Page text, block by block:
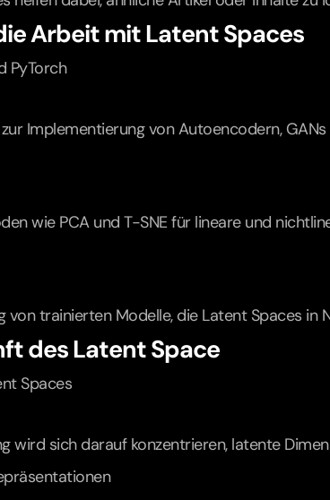
Arbeit mit Latent Spaces
PyTorch
Implementierung von Autoencodern,
wie PCA und T-SNE für lineare und
von trainierten Modelle, die Latent Spaces in
des Latent Space
Spaces
wird sich darauf konzentrieren, latente